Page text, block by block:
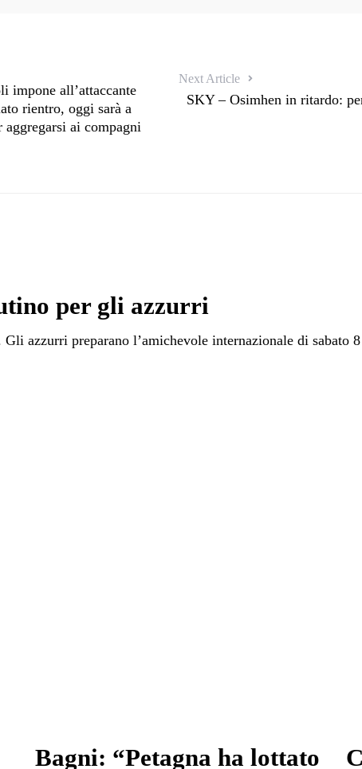
impone all’attaccante
rientro, oggi sarà a
aggregarsi ai compagni
Next Article
SKY – Osimhen in ritardo:
per gli azzurri
azzurri preparano l’amichevole internazionale di sabato
Bagni: “Petagna ha lottato